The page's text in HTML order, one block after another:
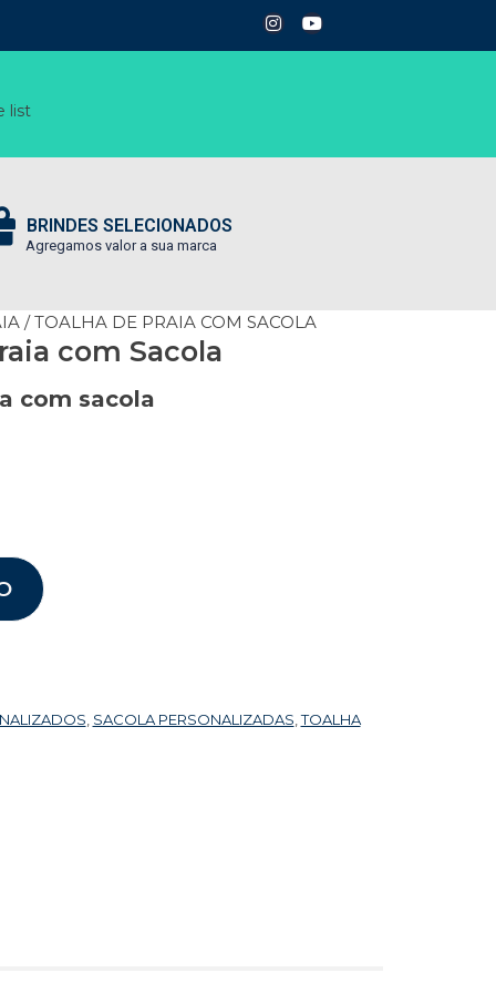
list
BRINDES SELECIONADOS
Agregamos valor a sua marca
/ TOALHA DE PRAIA COM SACOLA
com Sacola
com sacola
SACOLA PERSONALIZADAS ,TOALHA